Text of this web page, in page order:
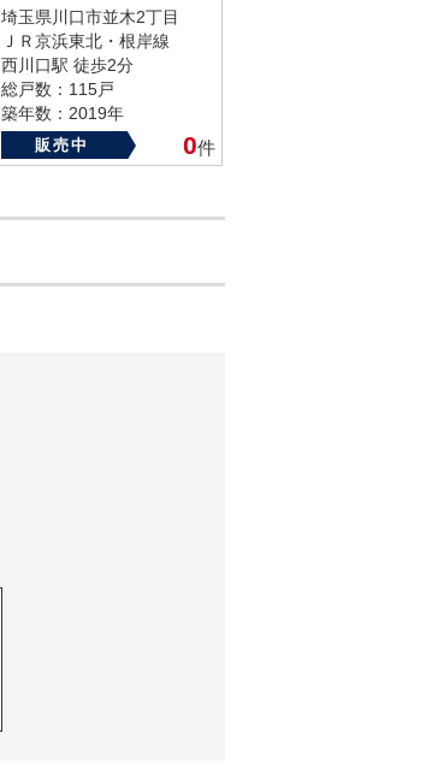
埼玉県川口市並木2丁目
ＪＲ京浜東北・根岸線
西川口駅 徒歩2分
総戸数：115戸
築年数：2019年
販売中 0件